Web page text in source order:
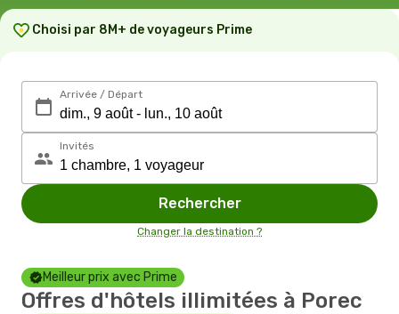
Choisi par 8M+ de voyageurs Prime
Arrivée / Départ
Invités
Rechercher
Changer la destination ?
Meilleur prix avec Prime
Offres d'hôtels illimitées à Porec